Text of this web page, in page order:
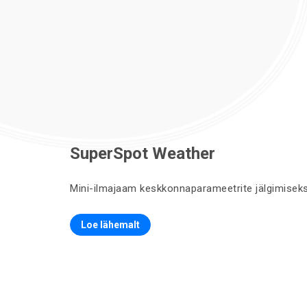
SuperSpot Weather
Mini-ilmajaam keskkonnaparameetrite
Loe lähemalt